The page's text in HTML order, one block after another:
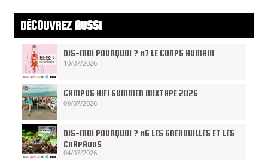
DÉCOUVREZ AUSSI
DIS-MOI POURQUOI ? #7 LE CORPS HUMAIN
10/07/2026
CAMPUS HIFI SUMMER MIXTAPE 2026
09/07/2026
DIS-MOI POURQUOI ? #6 LES GRENOUILLES ET LES
CRAPAUDS
04/07/2026